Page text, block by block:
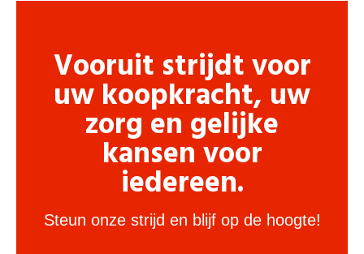
Vooruit strijdt voor
uw koopkracht, uw
zorg en gelijke
kansen voor
iedereen.
Steun onze strijd en blijf op de hoogte!